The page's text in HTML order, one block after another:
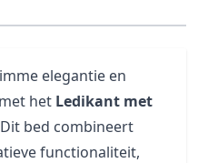
elegantie en
het Ledikant met
bed combineert
functionaliteit,